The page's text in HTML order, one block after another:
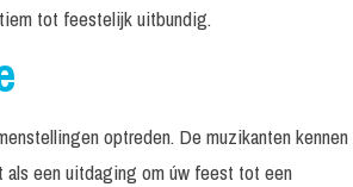
tot feestelijk uitbundig.
optreden. De muzikanten kennen
als een uitdaging om úw feest tot een